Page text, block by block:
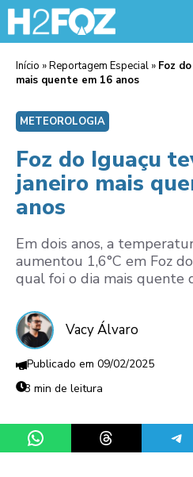
Início »Reportagem Especial » Foz
mais quente em 16 anos
METEOROLOGIA
Foz do Iguaçu
janeiro mais
anos
Em dois anos, a
aumentou 1,6°C em Foz
qual foi o dia mais quente
Vacy Álvaro
09/02/2025
3 min de leitura
Share on WhatsAppShare on Threads